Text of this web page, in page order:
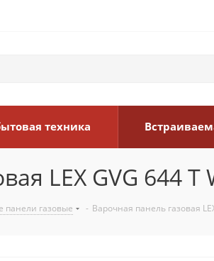
техника
LEX GVG 644 T
панели газовые - Варочная панель газовая